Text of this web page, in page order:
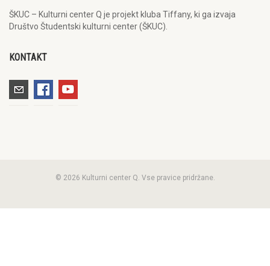
ŠKUC – Kulturni center Q je projekt kluba Tiffany, ki ga izvaja
Društvo Študentski kulturni center (ŠKUC).
KONTAKT
© 2026 Kulturni center Q. Vse pravice pridržane.